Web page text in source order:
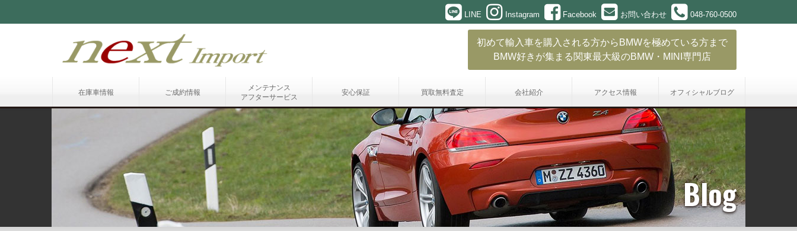
LINE Instagram Facebook お問い合わせ 048-760-0500
初めて輸入車を購入される方からBMWを極めている方まで
BMW好きが集まる関東最大級のBMW・MINI専門店
在庫車情報 ご成約情報
メンテナンス
アフターサービス
安心保証 買取無料査定 会社紹介 アクセス情報 オフィシャルブログ
Blog